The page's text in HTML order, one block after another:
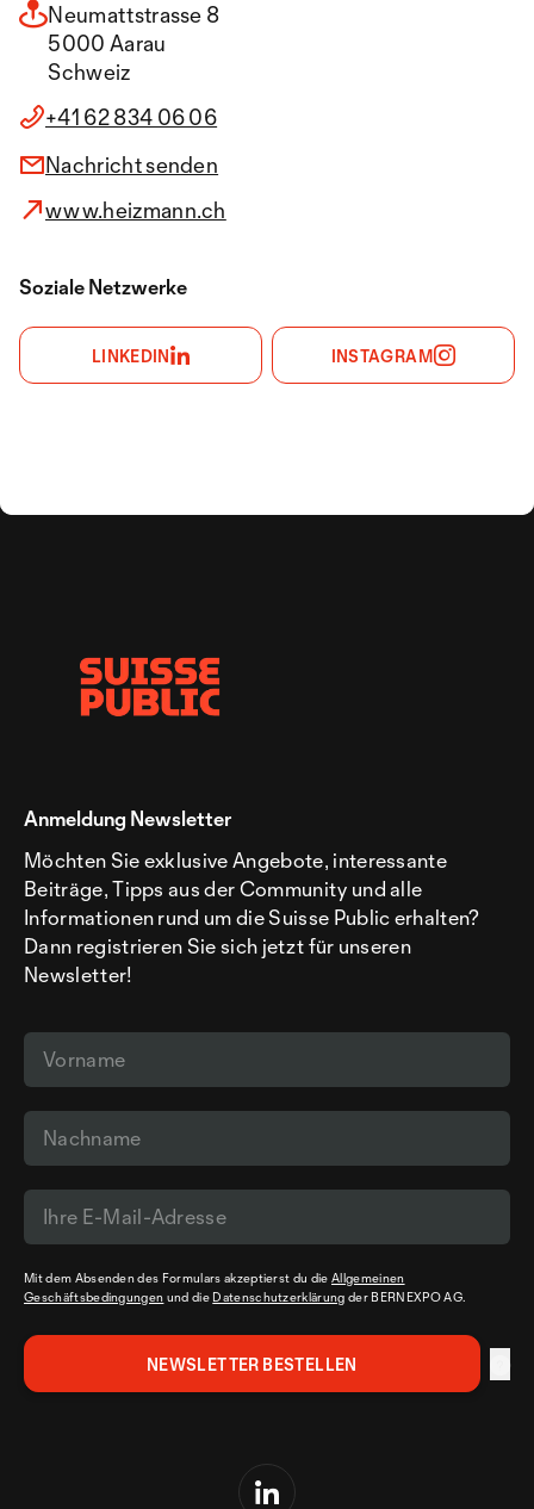
Neumattstrasse 8
5000 Aarau
Schweiz
+41 62 834 06 06
Nachricht senden
www.heizmann.ch
Soziale Netzwerke
LINKEDIN INSTAGRAM
Anmeldung Newsletter
Möchten Sie exklusive Angebote, interessante
Beiträge, Tipps aus der Community und alle
Informationen rund um die Suisse Public erhalten?
Dann registrieren Sie sich jetzt für unseren
Newsletter!
Mit dem Absenden des Formulars akzeptierst du dieAllgemeinen
Geschäftsbedingungen und die Datenschutzerklärung der BERNEXPO AG.